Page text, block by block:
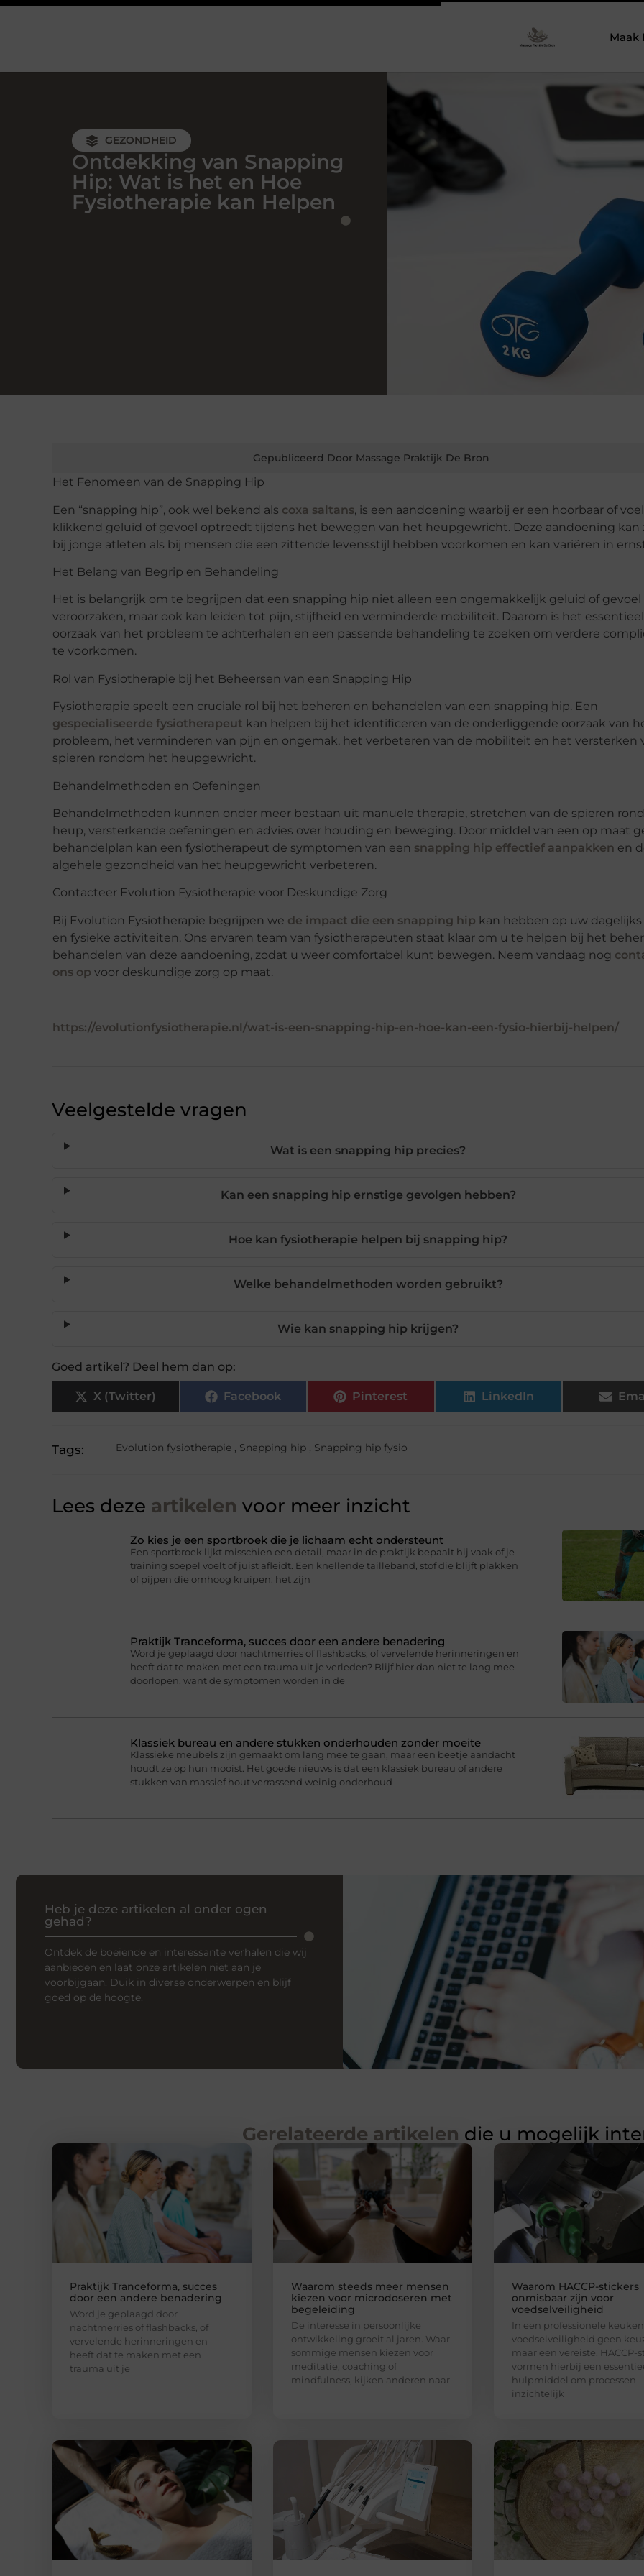
Maak
GEZONDHEID
Ontdekking van Snapping
Hip: Wat is het en Hoe
Fysiotherapie kan Helpen
Gepubliceerd Door Massage Praktijk De Bron
Het Fenomeen van de Snapping Hip
Een “snapping hip”, ook wel bekend als coxa saltans, is een aandoening waarbij er een hoorbaar of
klikkend geluid of gevoel optreedt tijdens het bewegen van het heupgewricht. Deze aandoening kan
bij jonge atleten als bij mensen die een zittende levensstijl hebben voorkomen en kan variëren in
Het Belang van Begrip en Behandeling
Het is belangrijk om te begrijpen dat een snapping hip niet alleen een ongemakkelijk geluid of gevoel
veroorzaken, maar ook kan leiden tot pijn, stijfheid en verminderde mobiliteit. Daarom is het
oorzaak van het probleem te achterhalen en een passende behandeling te zoeken om verdere
te voorkomen.
Rol van Fysiotherapie bij het Beheersen van een Snapping Hip
Fysiotherapie speelt een cruciale rol bij het beheren en behandelen van een snapping hip. Een
gespecialiseerde fysiotherapeut kan helpen bij het identificeren van de onderliggende oorzaak van
probleem, het verminderen van pijn en ongemak, het verbeteren van de mobiliteit en het versterken
spieren rondom het heupgewricht.
Behandelmethoden en Oefeningen
Behandelmethoden kunnen onder meer bestaan uit manuele therapie, stretchen van de spieren
heup, versterkende oefeningen en advies over houding en beweging. Door middel van een op maat
behandelplan kan een fysiotherapeut de symptomen van een snapping hip effectief aanpakken en
algehele gezondheid van het heupgewricht verbeteren.
Contacteer Evolution Fysiotherapie voor Deskundige Zorg
Bij Evolution Fysiotherapie begrijpen we de impact die een snapping hip kan hebben op uw
en fysieke activiteiten. Ons ervaren team van fysiotherapeuten staat klaar om u te helpen bij het
behandelen van deze aandoening, zodat u weer comfortabel kunt bewegen. Neem vandaag nog
ons op voor deskundige zorg op maat.
https://evolutionfysiotherapie.nl/wat-is-een-snapping-hip-en-hoe-kan-een-fysio-hierbij-helpen/
Veelgestelde vragen
Wat is een snapping hip precies?
Kan een snapping hip ernstige gevolgen hebben?
Hoe kan fysiotherapie helpen bij snapping hip?
Welke behandelmethoden worden gebruikt?
Wie kan snapping hip krijgen?
Goed artikel? Deel hem dan op:
X (Twitter) Facebook Pinterest LinkedIn
Tags: Evolution fysiotherapie, Snapping hip, Snapping hip fysio
Lees deze artikelen voor meer inzicht
Zo kies je een sportbroek die je lichaam echt ondersteunt
Een sportbroek lijkt misschien een detail, maar in de praktijk bepaalt hij vaak of je
training soepel voelt of juist afleidt. Een knellende tailleband, stof die blijft plakken
of pijpen die omhoog kruipen: het zijn
Praktijk Tranceforma, succes door een andere benadering
Word je geplaagd door nachtmerries of flashbacks, of vervelende herinneringen en
heeft dat te maken met een trauma uit je verleden? Blijf hier dan niet te lang mee
doorlopen, want de symptomen worden in de
Klassiek bureau en andere stukken onderhouden zonder moeite
Klassieke meubels zijn gemaakt om lang mee te gaan, maar een beetje aandacht
houdt ze op hun mooist. Het goede nieuws is dat een klassiek bureau of andere
stukken van massief hout verrassend weinig onderhoud
Heb je deze artikelen al onder ogen
gehad?
Ontdek de boeiende en interessante verhalen die wij
aanbieden en laat onze artikelen niet aan je
voorbijgaan. Duik in diverse onderwerpen en blijf
goed op de hoogte.
Gerelateerde artikelen die u mogelijk
Praktijk Tranceforma, succes
door een andere benadering
Word je geplaagd door
nachtmerries of flashbacks, of
vervelende herinneringen en
heeft dat te maken met een
trauma uit je
Waarom steeds meer mensen
kiezen voor microdoseren met
begeleiding
De interesse in persoonlijke
ontwikkeling groeit al jaren. Waar
sommige mensen kiezen voor
meditatie, coaching of
mindfulness, kijken anderen naar
Waarom HACCP-stickers
onmisbaar zijn voor
voedselveiligheid
In een professionele
voedselveiligheid geen
maar een vereiste. HACCP-
vormen hierbij een
hulpmiddel om processen
inzichtelijk